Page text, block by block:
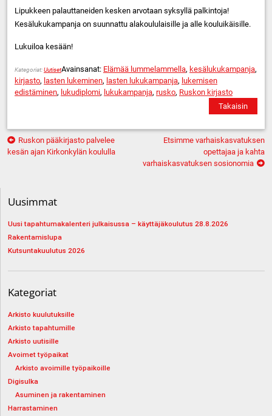
Lipukkeen palauttaneiden kesken arvotaan syksyllä palkintoja!
Kesälukukampanja on suunnattu alakoululaisille ja alle kouluikäisille.
Lukuiloa kesään!
Kategoriat:UutisetAvainsanat: Elämää lummelammella, kesälukukampanja,
kirjasto, lasten lukeminen, lasten lukukampanja, lukemisen
edistäminen, lukudiplomi, lukukampanja, rusko, Ruskon kirjasto
Takaisin
Artikkelien
selaus
Ruskon pääkirjasto palvelee
kesän ajan Kirkonkylän koululla
Etsimme varhaiskasvatuksen
opettajaa ja kahta
varhaiskasvatuksen sosionomia
Uusimmat
Uusi tapahtumakalenteri julkaisussa – käyttäjäkoulutus 28.8.2026
Rakentamislupa
Kutsuntakuulutus 2026
Kategoriat
Arkisto kuulutuksille
Arkisto tapahtumille
Arkisto uutisille
Avoimet työpaikat
Arkisto avoimille työpaikoille
Digisulka
Asuminen ja rakentaminen
Harrastaminen